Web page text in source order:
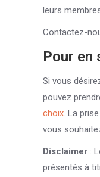
leurs
Contactez-
Pour en
Si vous
pouvez
choix. La
vous
Disclaimer :
présentés à